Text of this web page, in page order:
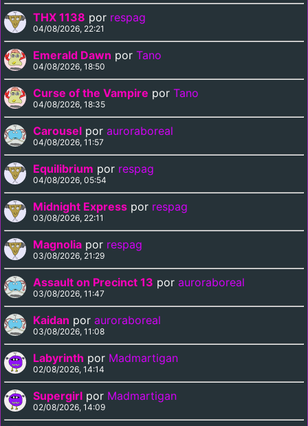
THX 1138 por respag
04/08/2026, 22:21
Emerald Dawn por Tano
04/08/2026, 18:50
Curse of the Vampire por Tano
04/08/2026, 18:35
Carousel por auroraboreal
04/08/2026, 11:57
Equilibrium por respag
04/08/2026, 05:54
Midnight Express por respag
03/08/2026, 22:11
Magnolia por respag
03/08/2026, 21:29
Assault on Precinct 13 por auroraboreal
03/08/2026, 11:47
Kaidan por auroraboreal
03/08/2026, 11:08
Labyrinth por Madmartigan
02/08/2026, 14:14
Supergirl por Madmartigan
02/08/2026, 14:09